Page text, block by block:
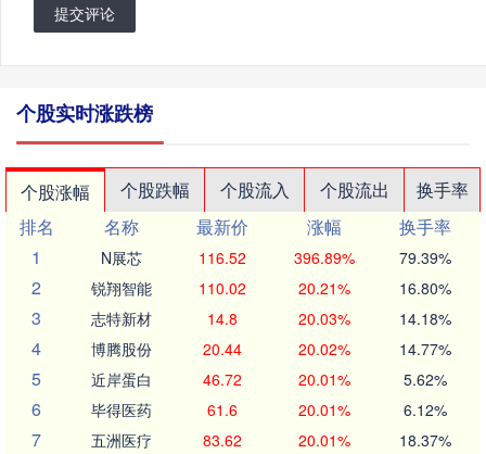
提交评论
个股实时涨跌榜
个股涨幅 个股跌幅 个股流入 个股流出
换手率
排名
名称 最新价 涨幅
换手率
1
N展芯 116.52 396.89% 79.39%
2 锐翔智能 110.02 20.21% 16.80%
3 志特新材 14.8 20.03% 14.18%
4 博腾股份 20.44 20.02% 14.77%
5 近岸蛋白 46.72 20.01% 5.62%
6 毕得医药 61.6 20.01% 6.12%
7 五洲医疗 83.62 20.01% 18.37%